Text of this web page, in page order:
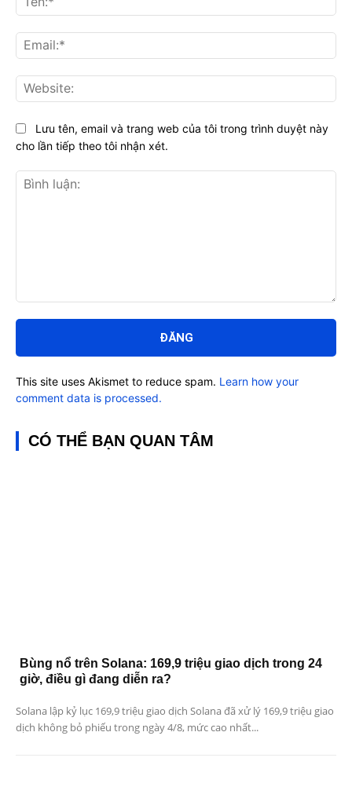
luận:
Lưu tên, email và trang web của tôi trong trình duyệt này
cho lần tiếp theo tôi nhận xét.
This site uses Akismet to reduce spam. Learn how your
comment data is processed.
CÓ THỂ BẠN QUAN TÂM
Bùng nổ trên Solana: 169,9 triệu giao dịch trong 24
giờ, điều gì đang diễn ra?
Solana lập kỷ lục 169,9 triệu giao dịch Solana đã xử lý 169,9 triệu giao
dịch không bỏ phiếu trong ngày 4/8, mức cao nhất...